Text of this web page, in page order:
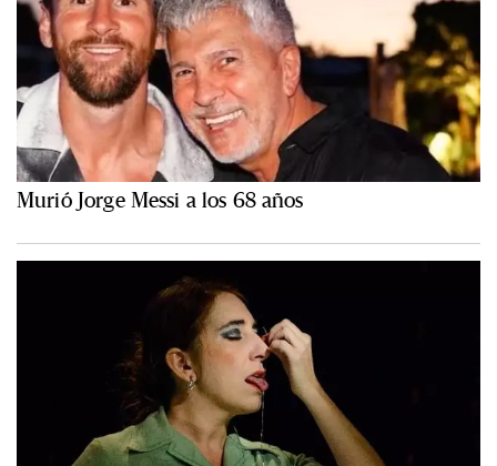
Murió Jorge Messi a los 68 años